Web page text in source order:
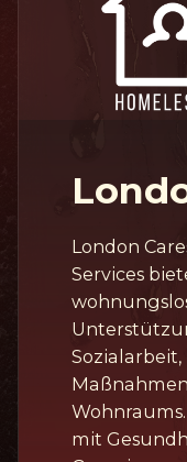
London
Services
mit